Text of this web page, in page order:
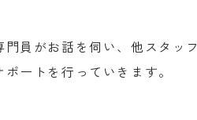
員がお話を伺い、他スタッフ
ートを行っていきます。